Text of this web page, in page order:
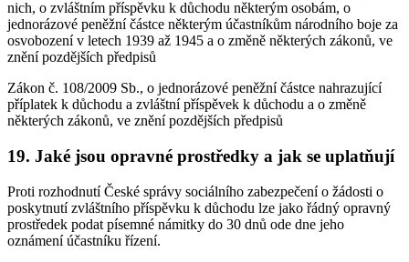
nich, o zvláštním příspěvku k důchodu některým osobám, o
jednorázové peněžní částce některým účastníkům národního boje za
osvobození v letech 1939 až 1945 a o změně některých zákonů, ve
znění pozdějších předpisů
Zákon č. 108/2009 Sb., o jednorázové peněžní částce nahrazující
příplatek k důchodu a zvláštní příspěvek k důchodu a o změně
některých zákonů, ve znění pozdějších předpisů
19. Jaké jsou opravné prostředky a jak se uplatňují
Proti rozhodnutí České správy sociálního zabezpečení o žádosti o
poskytnutí zvláštního příspěvku k důchodu lze jako řádný opravný
prostředek podat písemné námitky do 30 dnů ode dne jeho
oznámení účastníku řízení.